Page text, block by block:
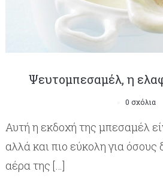
Ψευτομπεσαμέλ, η
0 σχόλια
Αυτή η εκδοχή της μπεσαμέλ
αλλά και πιο εύκολη για όσους
αέρα της […]